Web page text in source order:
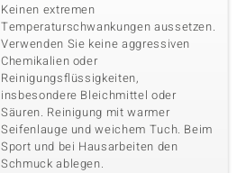
Keinen extremen
Temperaturschwankungen aussetzen.
Verwenden Sie keine aggressiven
Chemikalien oder
Reinigungsflüssigkeiten,
insbesondere Bleichmittel oder
Säuren. Reinigung mit warmer
Seifenlauge und weichem Tuch. Beim
Sport und bei Hausarbeiten den
Schmuck ablegen.